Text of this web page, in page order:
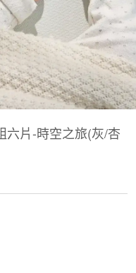
六片-時空之旅(灰/杏